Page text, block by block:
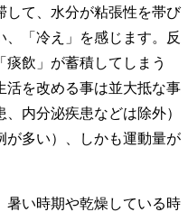
して、水分が粘張性を帯び
「冷え」を感じます。反
飲」が蓄積してしまう
活を改める事は並大抵な事
内分泌疾患などは除外）
が多い）、しかも運動量が
い時期や乾燥している時